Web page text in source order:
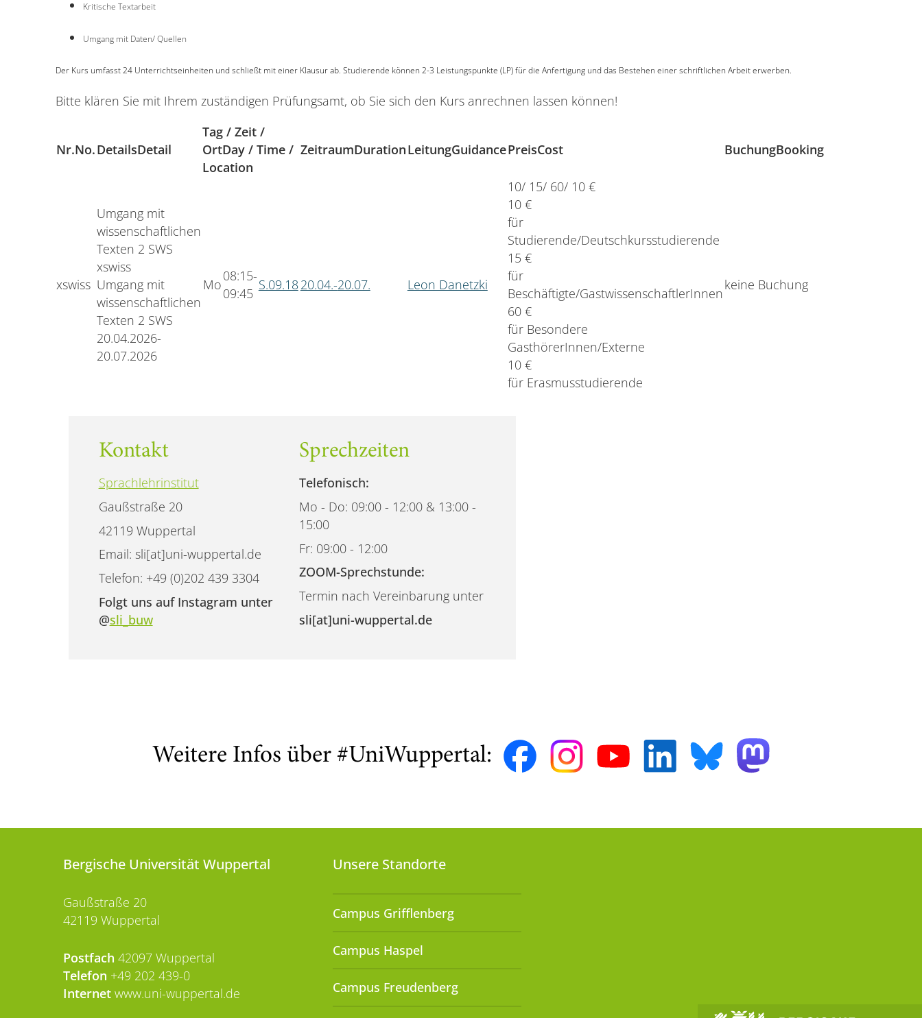
Kritische Textarbeit
Umgang mit Daten/ Quellen
Der Kurs umfasst 24 Unterrichtseinheiten und schließt mit einer Klausur ab. Studierende können 2-3 Leistungspunkte (LP) für die Anfertigung und das Bestehen einer schriftlichen Arbeit erwerben.
Bitte klären Sie mit Ihrem zuständigen Prüfungsamt, ob Sie sich den Kurs anrechnen lassen können!
Nr.No.DetailsDetail
Tag / Zeit /
OrtDay / Time /
Location
ZeitraumDurationLeitungGuidancePreisCost BuchungBooking
xswiss
Umgang mit
wissenschaftlichen
Texten 2 SWS
xswiss
Umgang mit
wissenschaftlichen
Texten 2 SWS
20.04.2026-
20.07.2026
Mo
08:15-
09:45
S.09.1820.04.-20.07. Leon Danetzki
10/ 15/ 60/ 10 €
10 €
für
Studierende/Deutschkursstudierende
15 €
für
Beschäftigte/GastwissenschaftlerInnen
60 €
für Besondere
GasthörerInnen/Externe
10 €
für Erasmusstudierende
keine Buchung
Kontakt
Sprachlehrinstitut
Gaußstraße 20
42119 Wuppertal
Email: sli[at]uni-wuppertal.de
Telefon: +49 (0)202 439 3304
Folgt uns auf Instagram unter
@sli_buw
Sprechzeiten
Telefonisch:
Mo - Do: 09:00 - 12:00 & 13:00 -
15:00
Fr: 09:00 - 12:00
ZOOM-Sprechstunde:
Termin nach Vereinbarung unter
sli[at]uni-wuppertal.de
Weitere Infos über #UniWuppertal:
Bergische Universität Wuppertal
Gaußstraße 20
42119 Wuppertal
Postfach 42097 Wuppertal
Telefon +49 202 439-0
Internet www.uni-wuppertal.de
Unsere Standorte
Campus Grifflenberg
Campus Haspel
Campus Freudenberg